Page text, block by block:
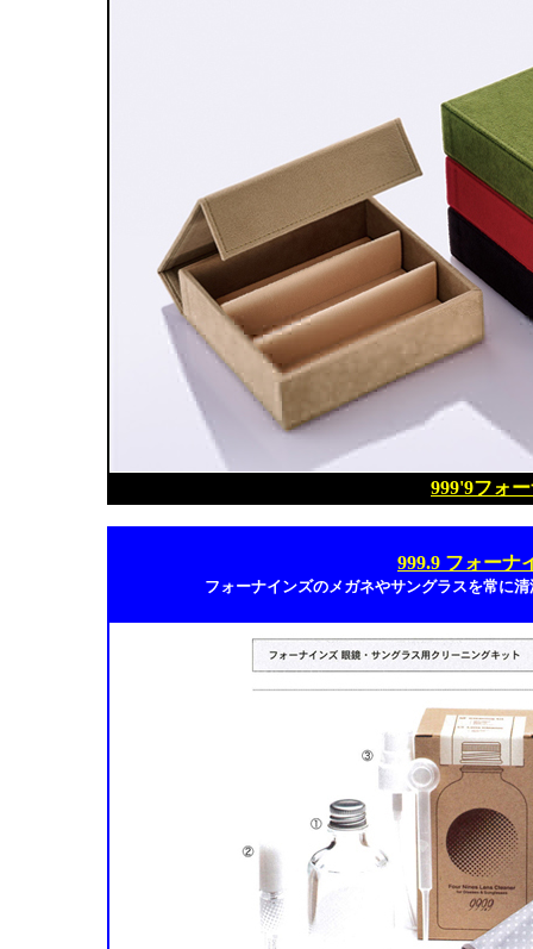
999'9フォ
999.9 フォーナ
フォーナインズのメガネやサングラスを常に